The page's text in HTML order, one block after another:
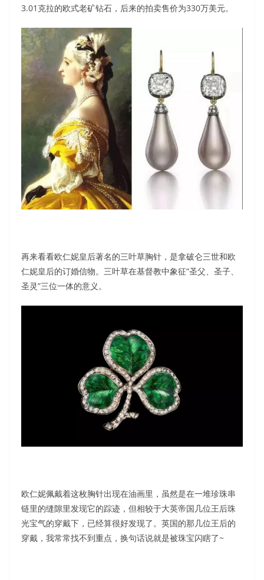
3.01克拉的欧式老矿钻石，后来的拍卖售价为330万美元。
再来看看欧仁妮皇后著名的三叶草胸针，是拿破仑三世和欧
仁妮皇后的订婚信物。三叶草在基督教中象征“圣父、圣子、
圣灵”三位一体的意义。
欧仁妮佩戴着这枚胸针出现在油画里，虽然是在一堆珍珠串
链里的缝隙里发现它的踪迹，但相较于大英帝国几位王后珠
光宝气的穿戴下，已经算很好发现了。英国的那几位王后的
穿戴，我常常找不到重点，换句话说就是被珠宝闪瞎了~